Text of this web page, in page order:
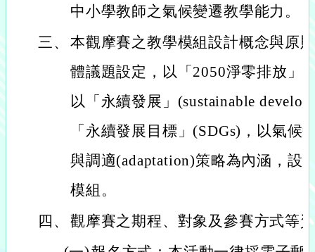
中小學教師之氣候變遷教學能力。
三、 本觀摩賽之教學模組設計概念與原
體議題設定，以「2050淨零排放」
以「永續發展」(sustainable
「永續發展目標」(SDGs)，以氣
與調適(adaptation)策略為內涵，設
模組。
四、 觀摩賽之期程、對象及參賽方式等